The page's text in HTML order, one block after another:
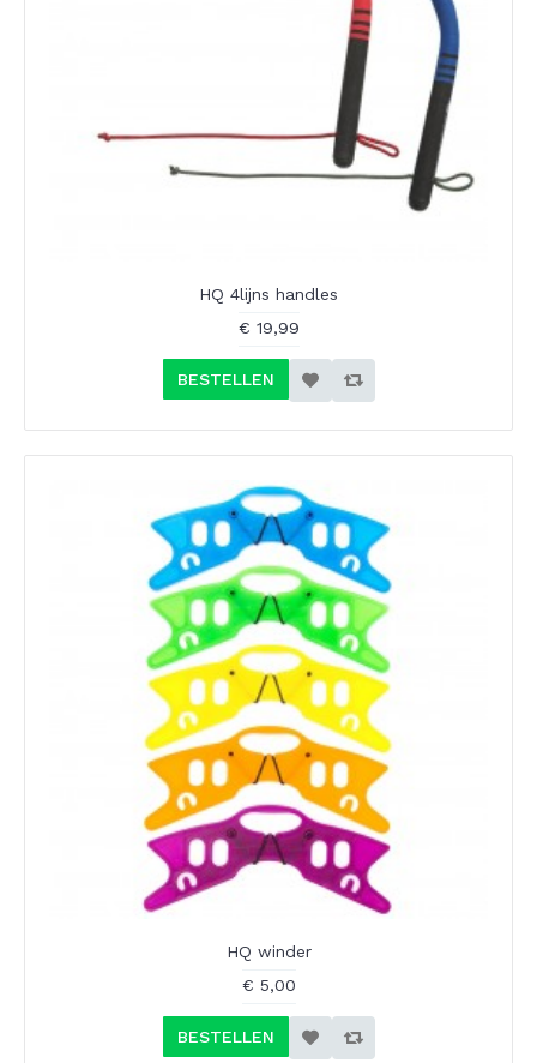
HQ 4lijns handles
€ 19,99
BESTELLEN
HQ winder
€ 5,00
BESTELLEN